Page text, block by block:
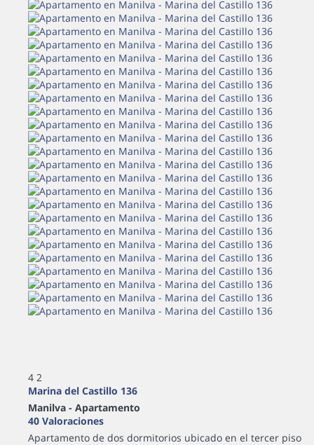
4 2
Marina del Castillo 136
Manilva - Apartamento
40 Valoraciones
Apartamento de dos dormitorios ubicado en el tercer piso